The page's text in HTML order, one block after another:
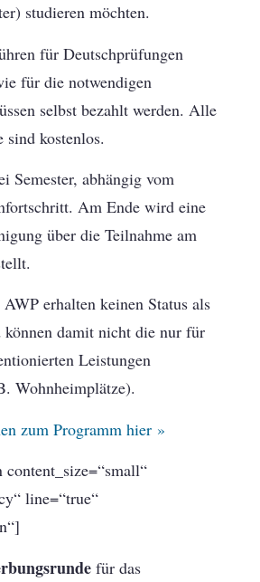
studieren möchten.
für Deutschprüfungen
für die notwendigen
selbst bezahlt werden. Alle
sind kostenlos.
Semester, abhängig vom
Am Ende wird eine
über die Teilnahme am
erhalten keinen Status als
können damit nicht die nur für
Leistungen
Wohnheimplätze).
zum Programm hier »
line=“true“
für das